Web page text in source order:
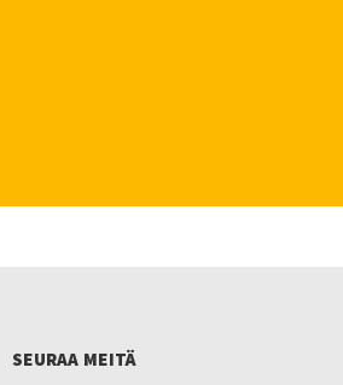
SEURAA MEITÄ